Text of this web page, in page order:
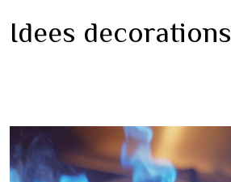
Idees decorations